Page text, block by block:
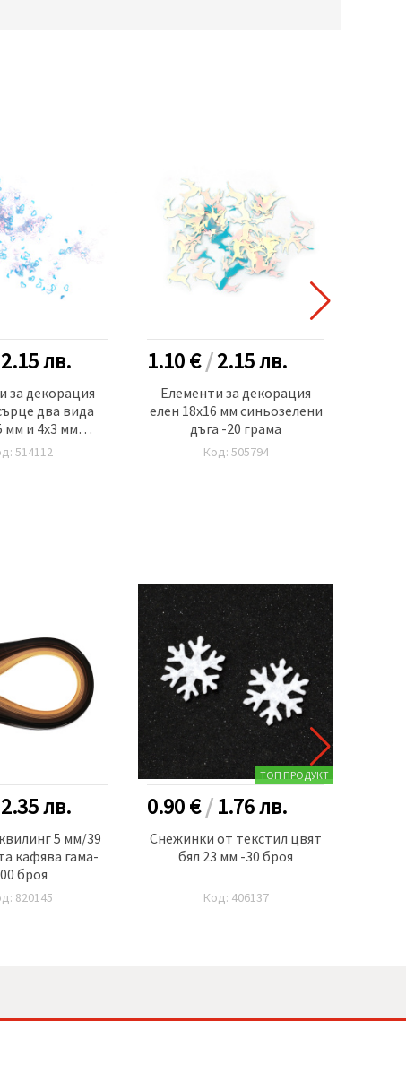
2.15лв.
за декорация
два вида
мм и 4x3 мм
бледосини дъга
грама
514112
1.10 €/2.15лв.
Елементи за декорация
елен 18x16 мм синьозелени
дъга -20 грама
Код: 505794
2.35лв.
5 мм/39
кафява гама-
броя
820145
ТОП ПРОДУКТ
0.90 €/1.76лв.
Снежинки от текстил цвят
бял 23 мм -30 броя
Код: 406137